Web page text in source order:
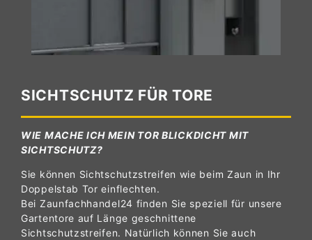
SICHTSCHUTZ FÜR TORE
WIE MACHE ICH MEIN TOR BLICKDICHT MIT
SICHTSCHUTZ?
Sie können Sichtschutzstreifen wie beim Zaun in Ihr
Doppelstab Tor einflechten.
Bei Zaunfachhandel24 finden Sie speziell für unsere
Gartentore auf Länge geschnittene
Sichtschutzstreifen. Natürlich können Sie auch